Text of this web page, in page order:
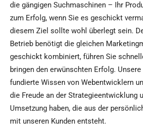
die gängigen Suchmaschinen – Ihr
zum Erfolg, wenn Sie es geschickt
diesem Ziel sollte wohl überlegt sein.
Betrieb benötigt die gleichen
geschickt kombiniert, führen Sie
bringen den erwünschten Erfolg.
fundierte Wissen von Webentwicklern
die Freude an der Strategieentwicklung
Umsetzung haben, die aus der
mit unseren Kunden entsteht.